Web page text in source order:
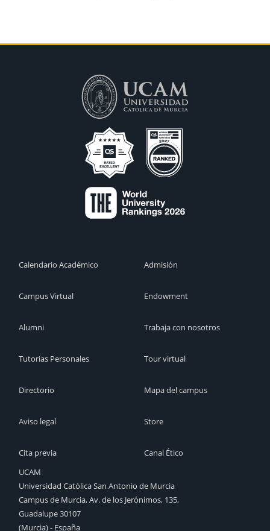
Calendario Académico
Campus Virtual
Alumni
Tutorías Personales
Directorio
Aviso legal
Cita previa
Admisión
Endowment
Trabaja con nosotros
Tour virtual
Mapa del campus
Store
Canal Ético
UCAM
Universidad Católica San Antonio de Murcia
Campus de Murcia, Av. de los Jerónimos, 135,
Guadalupe 30107
(Murcia) - España